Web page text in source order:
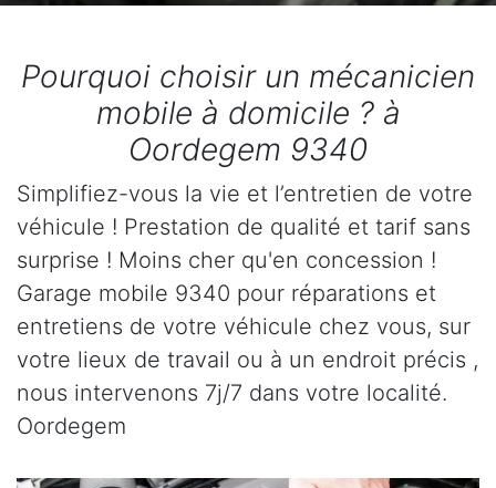
Pourquoi choisir un mécanicien
mobile à domicile ? à
Oordegem 9340
Simplifiez-vous la vie et l’entretien de votre
véhicule ! Prestation de qualité et tarif sans
surprise ! Moins cher qu'en concession !
Garage mobile 9340 pour réparations et
entretiens de votre véhicule chez vous, sur
votre lieux de travail ou à un endroit précis ,
nous intervenons 7j/7 dans votre localité.
Oordegem